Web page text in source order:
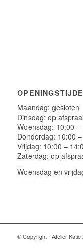
Maandag: gesloten
Dinsdag: op
Woensdag: 10:00 –
Donderdag: 10:00
Vrijdag: 10:00 –
Zaterdag: op
Woensdag en
© Copyright - Atelier Katie